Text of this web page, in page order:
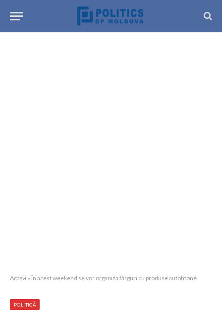
Acasă » În acest weekend se vor organiza târguri cu produse autohtone
POLITICĂ